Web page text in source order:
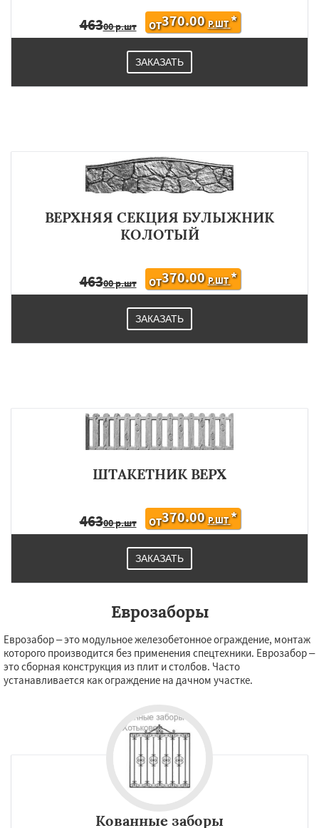
46300 р.шт ОТ370.00 Р.ШТ*
ЗАКАЗАТЬ
ВЕРХНЯЯ СЕКЦИЯ БУЛЫЖНИК
КОЛОТЫЙ
46300 р.шт ОТ370.00 Р.ШТ*
ЗАКАЗАТЬ
ШТАКЕТНИК ВЕРХ
46300 р.шт ОТ370.00 Р.ШТ*
ЗАКАЗАТЬ
Еврозаборы
Еврозабор – это модульное железобетонное ограждение, монтаж
которого производится без применения спецтехники. Еврозабор –
это сборная конструкция из плит и столбов. Часто
устанавливается как ограждение на дачном участке.
Кованные заборы